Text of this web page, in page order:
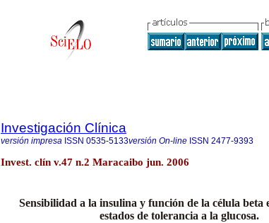
Investigación Clínica
versión impresa ISSN 0535-5133versión On-line ISSN 2477-9393
Invest. clín v.47 n.2 Maracaibo jun. 2006
Sensibilidad a la insulina y función de la célula beta
estados de tolerancia a la glucosa.